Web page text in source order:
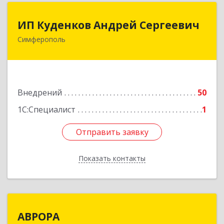
ИП Куденков Андрей Сергеевич
Симферополь
Внедрений
50
1С:Специалист
1
Отправить заявку
Показать контакты
ИП Куденков Андрей Сергеевич
295000, Крым Респ, Симферополь г, Толстого
Отправить заявку
Назад
АВРОРА